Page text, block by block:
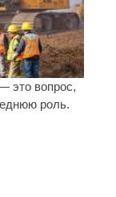
это вопрос,
роль.